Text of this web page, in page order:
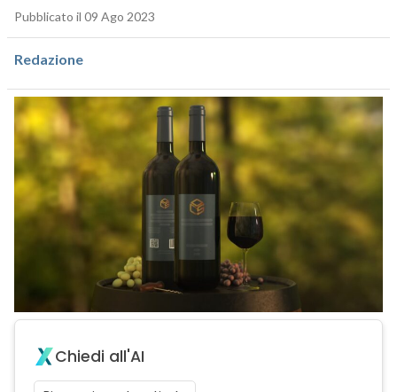
Pubblicato il 09 Ago 2023
Redazione
Chiedi all'AI